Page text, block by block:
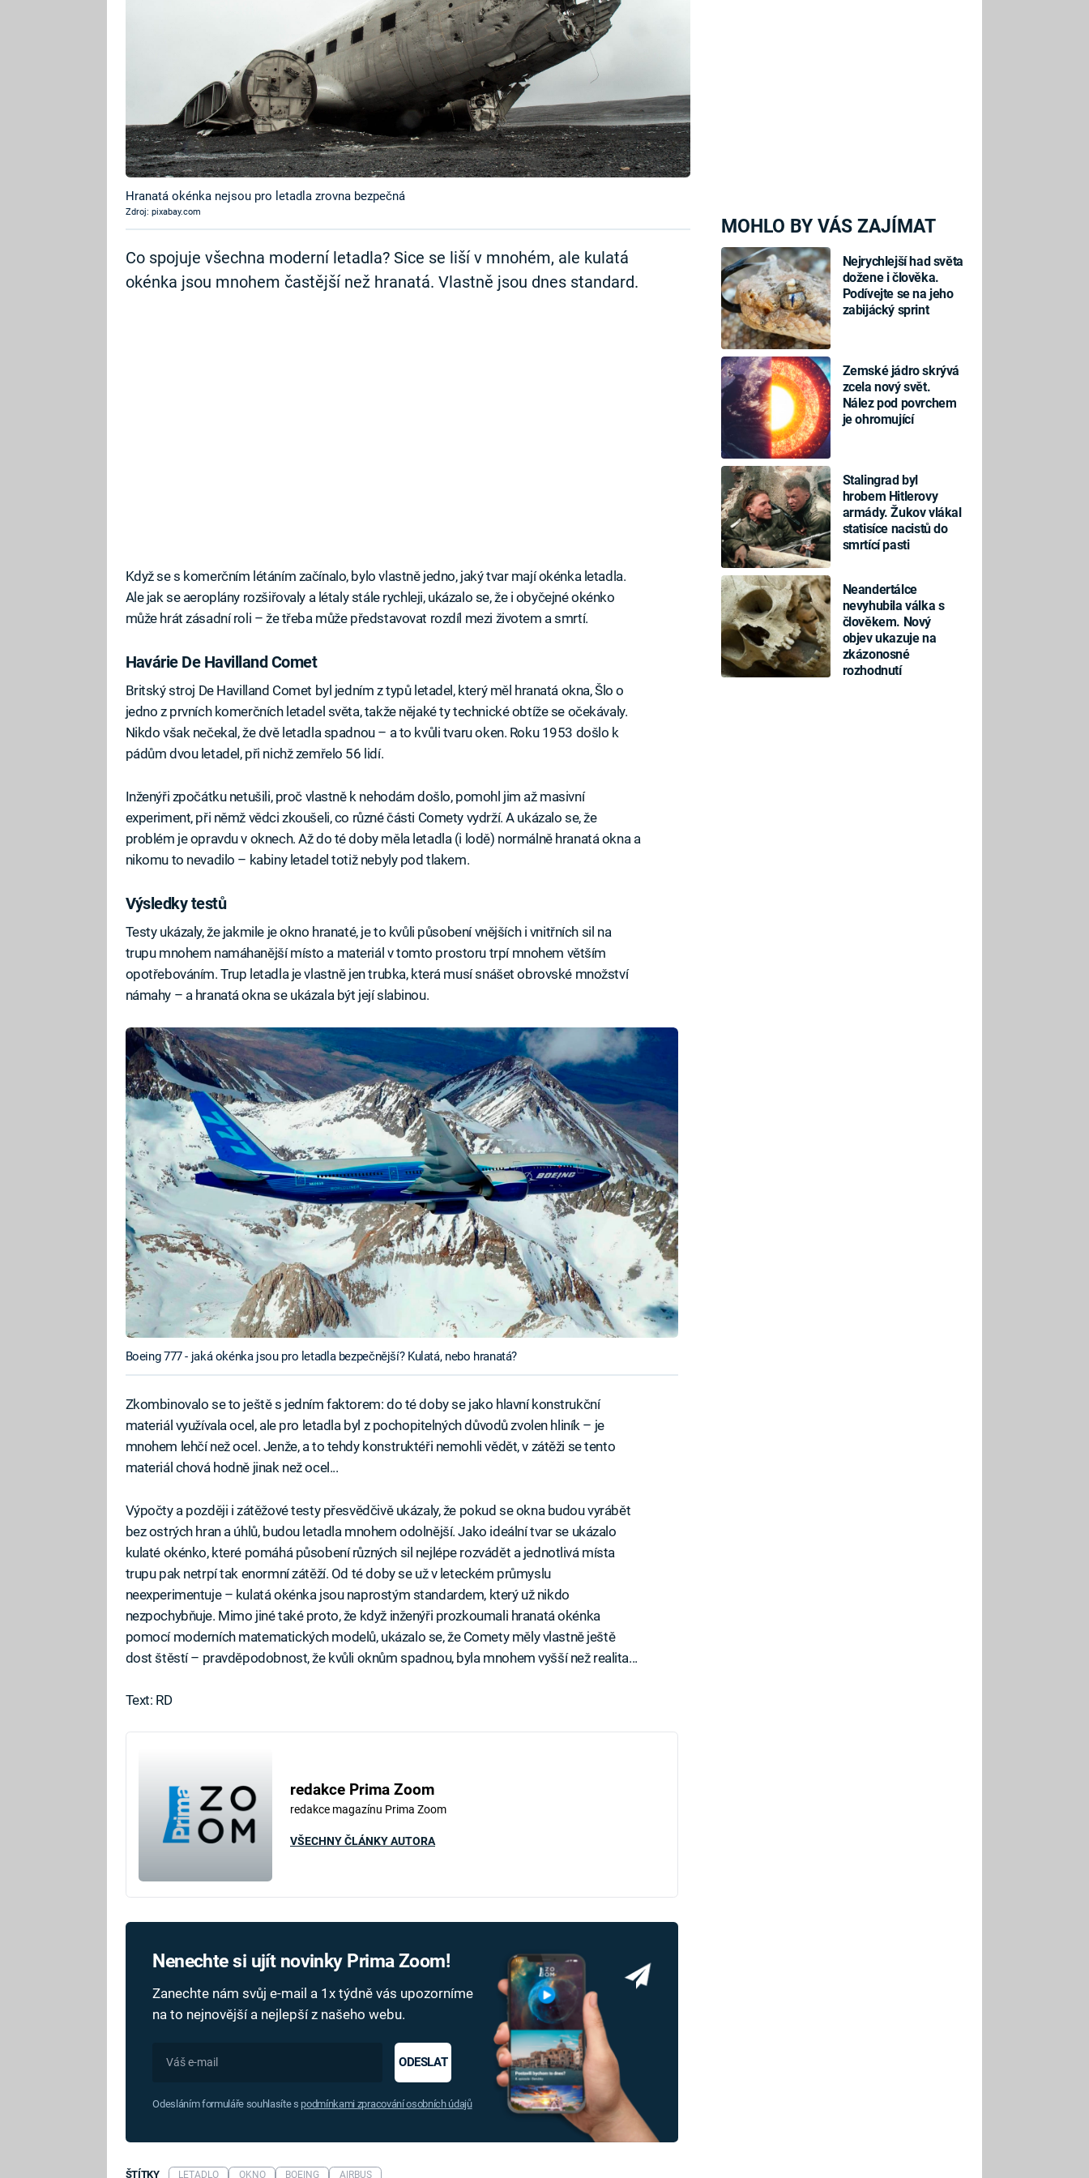
MOHLO BY VÁS ZAJÍMAT
Nejrychlejší had světa
dožene i člověka.
Podívejte se na jeho
zabijácký sprint
Zemské jádro skrývá
zcela nový svět.
Nález pod povrchem
je ohromující
Stalingrad byl
hrobem Hitlerovy
armády. Žukov vlákal
statisíce nacistů do
smrtící pasti
Neandertálce
nevyhubila válka s
člověkem. Nový
objev ukazuje na
zkázonosné
rozhodnutí
Hranatá okénka nejsou pro letadla zrovna bezpečná
Zdroj: pixabay.com
Co spojuje všechna moderní letadla? Sice se liší v mnohém, ale kulatá
okénka jsou mnohem častější než hranatá. Vlastně jsou dnes standard.
Když se s komerčním létáním začínalo, bylo vlastně jedno, jaký tvar mají okénka letadla.
Ale jak se aeroplány rozšiřovaly a létaly stále rychleji, ukázalo se, že i obyčejné okénko
může hrát zásadní roli – že třeba může představovat rozdíl mezi životem a smrtí.
Havárie De Havilland Comet
Britský stroj De Havilland Comet byl jedním z typů letadel, který měl hranatá okna, Šlo o
jedno z prvních komerčních letadel světa, takže nějaké ty technické obtíže se očekávaly.
Nikdo však nečekal, že dvě letadla spadnou – a to kvůli tvaru oken. Roku 1953 došlo k
pádům dvou letadel, při nichž zemřelo 56 lidí.
Inženýři zpočátku netušili, proč vlastně k nehodám došlo, pomohl jim až masivní
experiment, při němž vědci zkoušeli, co různé části Comety vydrží. A ukázalo se, že
problém je opravdu v oknech. Až do té doby měla letadla (i lodě) normálně hranatá okna a
nikomu to nevadilo – kabiny letadel totiž nebyly pod tlakem.
Výsledky testů
Testy ukázaly, že jakmile je okno hranaté, je to kvůli působení vnějších i vnitřních sil na
trupu mnohem namáhanější místo a materiál v tomto prostoru trpí mnohem větším
opotřebováním. Trup letadla je vlastně jen trubka, která musí snášet obrovské množství
námahy – a hranatá okna se ukázala být její slabinou.
Boeing 777 - jaká okénka jsou pro letadla bezpečnější? Kulatá, nebo hranatá?
Zkombinovalo se to ještě s jedním faktorem: do té doby se jako hlavní konstrukční
materiál využívala ocel, ale pro letadla byl z pochopitelných důvodů zvolen hliník – je
mnohem lehčí než ocel. Jenže, a to tehdy konstruktéři nemohli vědět, v zátěži se tento
materiál chová hodně jinak než ocel...
Výpočty a později i zátěžové testy přesvědčivě ukázaly, že pokud se okna budou vyrábět
bez ostrých hran a úhlů, budou letadla mnohem odolnější. Jako ideální tvar se ukázalo
kulaté okénko, které pomáhá působení různých sil nejlépe rozvádět a jednotlivá místa
trupu pak netrpí tak enormní zátěží. Od té doby se už v leteckém průmyslu
neexperimentuje – kulatá okénka jsou naprostým standardem, který už nikdo
nezpochybňuje. Mimo jiné také proto, že když inženýři prozkoumali hranatá okénka
pomocí moderních matematických modelů, ukázalo se, že Comety měly vlastně ještě
dost štěstí – pravděpodobnost, že kvůli oknům spadnou, byla mnohem vyšší než realita...
Text: RD
redakce Prima Zoom
redakce magazínu Prima Zoom
VŠECHNY ČLÁNKY AUTORA
Nenechte si ujít novinky Prima Zoom!
Zanechte nám svůj e-mail a 1x týdně vás upozorníme
na to nejnovější a nejlepší z našeho webu.
ODESLAT
Odesláním formuláře souhlasíte s podmínkami zpracování osobních údajů
ŠTÍTKY LETADLO OKNO BOEING AIRBUS